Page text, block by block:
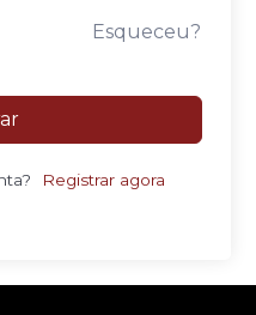
Esqueceu?
Registrar agora